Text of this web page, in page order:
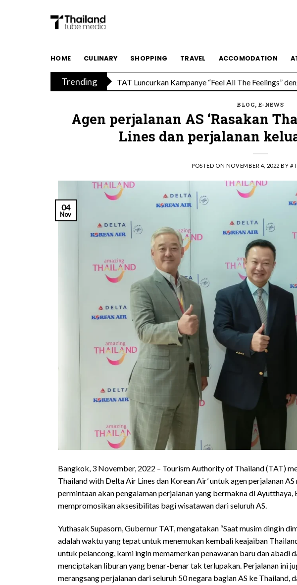
content
HOME CULINARY SHOPPING TRAVEL ACCOMODATION
Trending TAT Luncurkan Kampanye “Feel All The Feelings”
BLOG, E-NEWS
Agen perjalanan AS ‘Rasakan
Lines dan perjalanan
POSTED ON NOVEMBER 4, 2022 BY
04
Nov
Bangkok, 3 November, 2022 – Tourism Authority of Thailand (TAT)
Thailand with Delta Air Lines dan Korean Air’ untuk agen perjalanan
permintaan akan pengalaman perjalanan yang bermakna di
mempromosikan aksesibilitas bagi wisatawan dari seluruh AS.
Yuthasak Supasorn, Gubernur TAT, mengatakan “Saat musim dingin
adalah waktu yang tepat untuk menemukan kembali keajaiban
untuk pelancong, kami ingin memamerkan penawaran baru dan abadi
menciptakan liburan yang benar-benar tak terlupakan. Perjalanan ini
merangsang perjalanan dari seluruh 50 negara bagian AS ke Thailand,